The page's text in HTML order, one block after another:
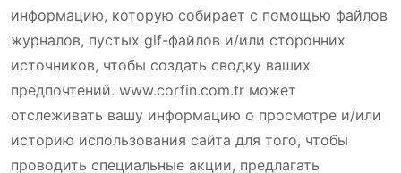
информацию, которую собирает с помощью файлов
журналов, пустых gif-файлов и/или сторонних
источников, чтобы создать сводку ваших
предпочтений. www.corfin.com.tr может
отслеживать вашу информацию о просмотре и/или
историю использования сайта для того, чтобы
проводить специальные акции, предлагать